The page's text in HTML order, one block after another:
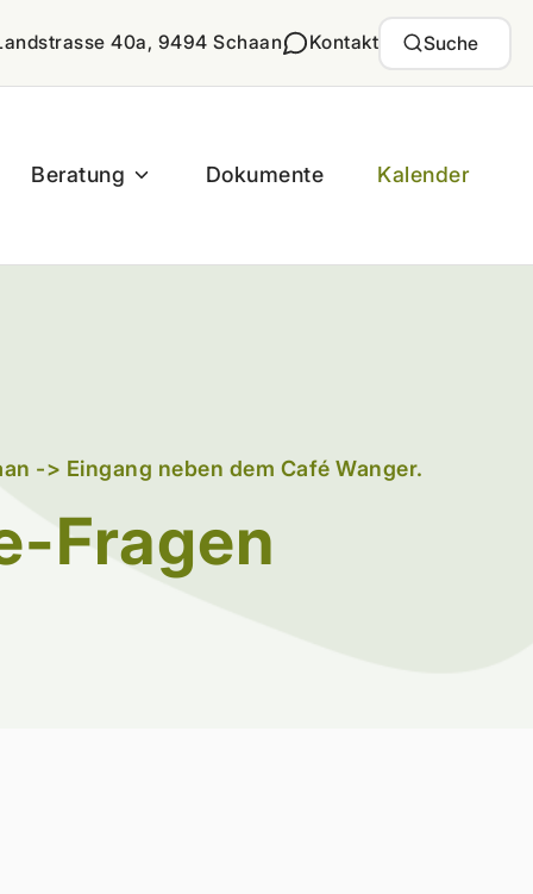
40a, 9494 Schaan Kontakt Suche
Beratung Dokumente Kalender
-> Eingang neben dem Café Wanger.
Fragen